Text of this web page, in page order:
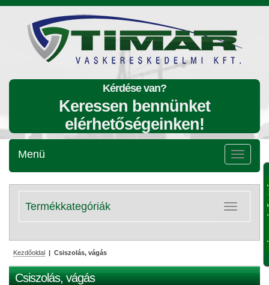
Kérdése van?
Keressen bennünket
elérhetőségeinken!
Menü
Menü
Kategóriák
lenyitása
Termékkategóriák
Kezdőoldal | Csiszolás, vágás
Csiszolás, vágás